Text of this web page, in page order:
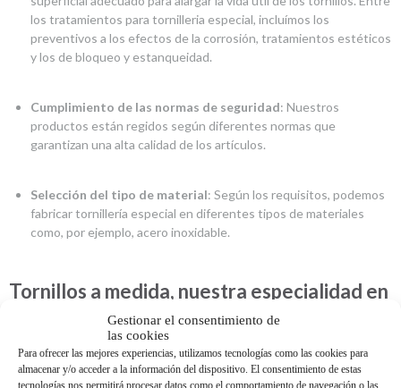
Gestionar el consentimiento de
las cookies
Para ofrecer las mejores experiencias, utilizamos tecnologías como las cookies para
almacenar y/o acceder a la información del dispositivo. El consentimiento de estas
tecnologías nos permitirá procesar datos como el comportamiento de navegación o las
los tratamientos para tornilleria especial, incluímos los
preventivos a los efectos de la corrosión, tratamientos estéticos
y los de bloqueo y estanqueidad.
Cumplimiento de las normas de seguridad: Nuestros
productos están regidos según diferentes normas que
garantizan una alta calidad de los artículos.
Selección del tipo de material: Según los requisitos, podemos
fabricar tornillería especial en diferentes tipos de materiales
como, por ejemplo, acero inoxidable.
Tornillos a medida, nuestra especialidad en
¿Eres fabricante de primeros equipos con necesidad de piezas a
medida? En Tormetal sabemos que nuestros clientes no siempre